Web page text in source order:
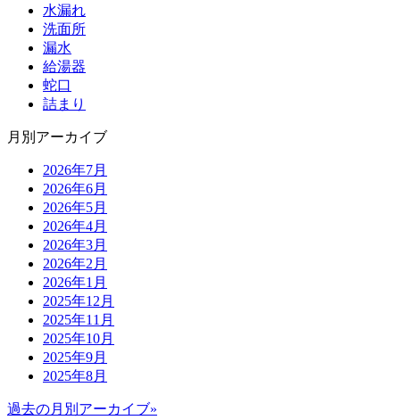
水漏れ
洗面所
漏水
給湯器
蛇口
詰まり
月別アーカイブ
2026年7月
2026年6月
2026年5月
2026年4月
2026年3月
2026年2月
2026年1月
2025年12月
2025年11月
2025年10月
2025年9月
2025年8月
過去の月別アーカイブ»